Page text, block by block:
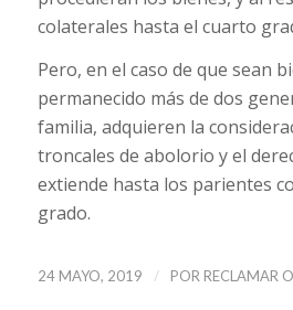
colaterales hasta el cuarto
Pero, en el caso de que sean
permanecido más de dos
familia, adquieren la
troncales de abolorio y el
extiende hasta los parientes
grado.
24 MAYO, 2019 / POR RECLAMAR